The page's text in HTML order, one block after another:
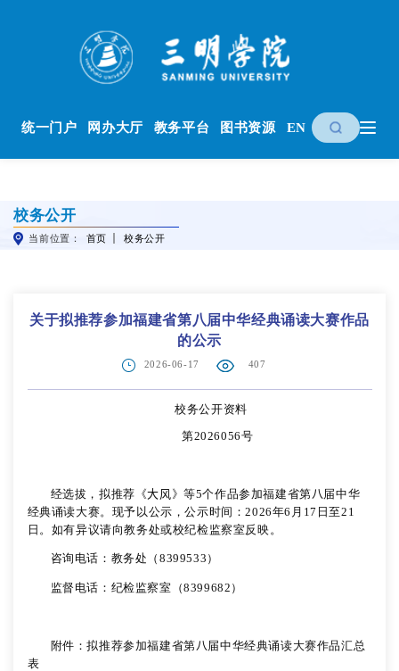
统一门户 网办大厅 教务平台 图书资源 EN
校务公开
当前位置： 首页 校务公开
关于拟推荐参加福建省第八届中华经典诵读大赛作品
的公示
2026-06-17 407
校务公开资料
第2026056号
经选拔，拟推荐《大风 》等5个作品参加福建省第八 届中华
经典诵读大赛。现予以公示，公示时间：2026年6 月 17 日至2 1
日。如有异议请向教务处或校纪检监察室反映。
咨询电话：教务处（ 8399533 ）
监督电话：纪检监察室（8399682 ）
附件：拟推荐参加福建省第八 届中华经典诵读大赛作品汇总
表